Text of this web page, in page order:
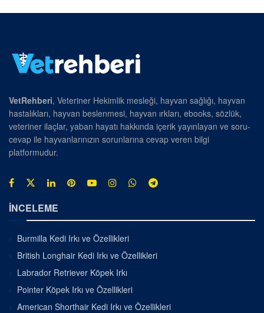
VetRehberi, Veteriner Hekimlik mesleği, hayvan sağlığı, hayvan
hastalıkları, hayvan beslenmesi, hayvan ırkları, ebooks, sözlük,
veteriner ilaçlar, yaban hayatı hakkında içerik yayınlayan ve soru-
cevap ile hayvanlarınızın sorunlarına cevap veren bilgi
platformudur.
İNCELEME
Burmilla Kedi Irkı ve Özellikleri
British Longhair Kedi Irkı ve Özellikleri
Labrador Retriever Köpek Irkı
Pointer Köpek Irkı ve Özellikleri
American Shorthair Kedi Irkı ve Özellikleri